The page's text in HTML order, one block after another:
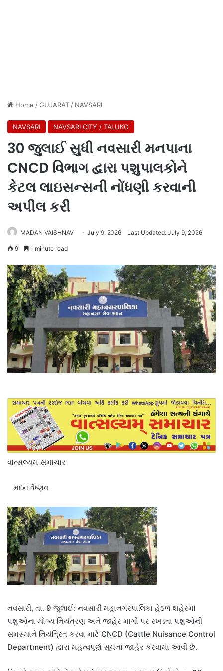
Home /GUJARAT / NAVSARI
NAVSARI NAVSARI CITY / TALUKO
30 જુલાઈ સુધી નવસારી મનપાના
CNCD વિભાગ દ્વારા પશુપાલકોને
કેટલ લાઇસન્સની નોંધણી કરવાની
અપીલ કરી
MADAN VAISHNAV July 9, 2026 Last Updated: July 9, 2026
9 1 minute read
વાત્સલ્યમ સમાચાર
મદન વૈષ્ણવ
નવસારી, તા. 9 જુલાઈ: નવસારી મહાનગરપાલિકા હેઠળ શહેરમાં
પશુઓના યોગ્ય નિયંત્રણ અને જાહેર માર્ગો પર રખડતા પશુઓની
સમસ્યાને નિયંત્રિત કરવા માટે CNCD (Cattle Nuisance Control
Department) દ્વારા મહત્વપૂર્ણ સૂચના જાહેર કરવામાં આવી છે.